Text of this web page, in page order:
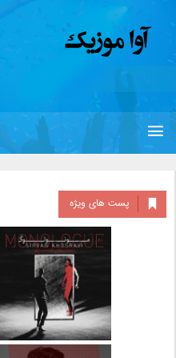
پست های ویژه